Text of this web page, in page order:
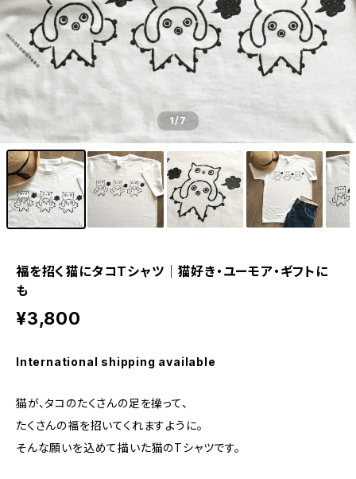
1/7
福を招く猫にタコTシャツ｜猫好き・ユーモア・ギフトに
も
¥3,800
International shipping available
猫が、タコのたくさんの足を操って、
たくさんの福を招いてくれますように。
そんな願いを込めて描いた猫のTシャツです。